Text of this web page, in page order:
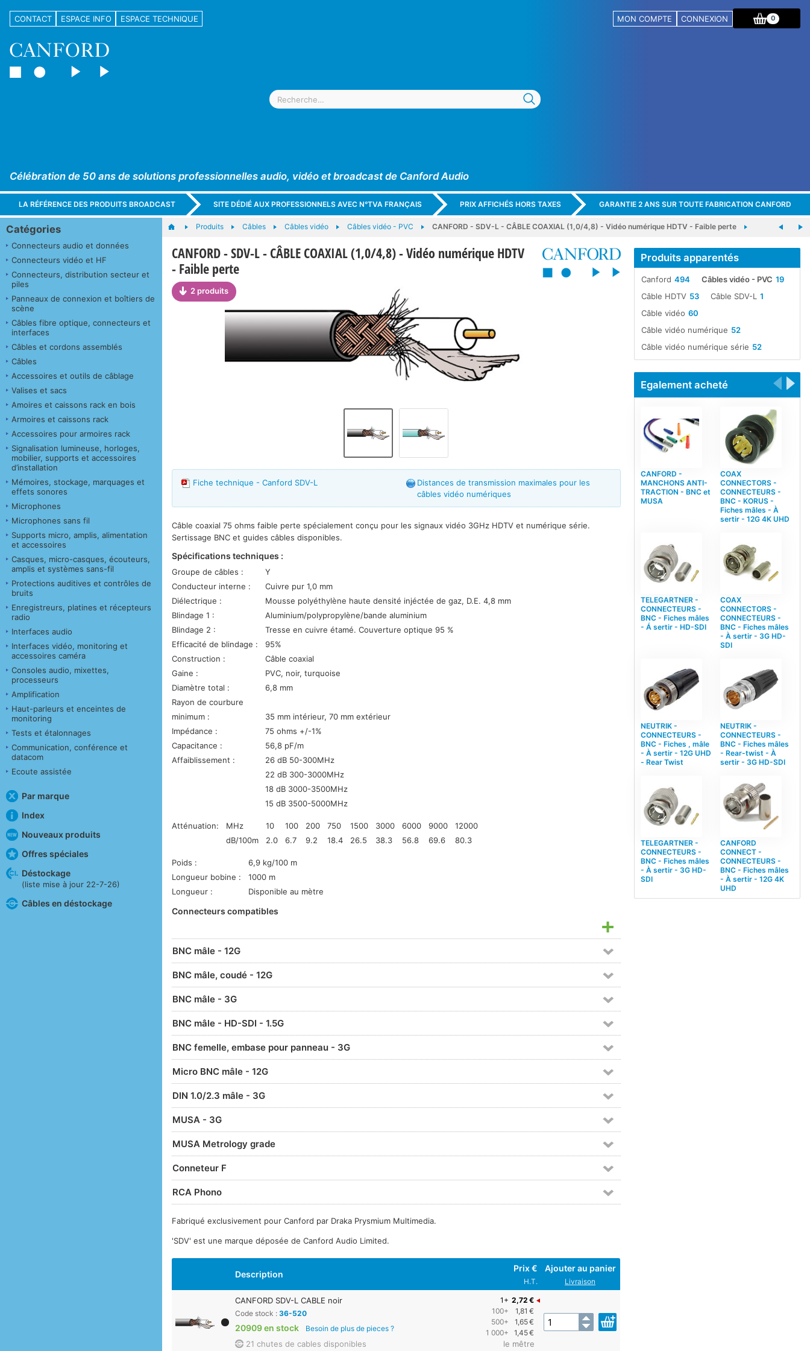
CONTACT ESPACE INFO ESPACE TECHNIQUE MON COMPTE CONNEXION 0
Célébration de 50 ans de solutions professionnelles audio, vidéo et broadcast de Canford Audio
LA RÉFÉRENCE DES PRODUITS BROADCAST SITE DÉDIÉ AUX PROFESSIONNELS AVEC N°TVA FRANÇAIS PRIX AFFICHÉS HORS TAXES GARANTIE 2 ANS SUR TOUTE FABRICATION CANFORD
Catégories
Connecteurs audio et données
Connecteurs vidéo et HF
Connecteurs, distribution secteur et
piles
Panneaux de connexion et boîtiers de
scène
Câbles fibre optique, connecteurs et
interfaces
Câbles et cordons assemblés
Câbles
Accessoires et outils de câblage
Valises et sacs
Amoires et caissons rack en bois
Armoires et caissons rack
Accessoires pour armoires rack
Signalisation lumineuse, horloges,
mobilier, supports et accessoires
d’installation
Mémoires, stockage, marquages et
effets sonores
Microphones
Microphones sans fil
Supports micro, amplis, alimentation
et accessoires
Casques, micro-casques, écouteurs,
amplis et systèmes sans-fil
Protections auditives et contrôles de
bruits
Enregistreurs, platines et récepteurs
radio
Interfaces audio
Interfaces vidéo, monitoring et
accessoires caméra
Consoles audio, mixettes,
processeurs
Amplification
Haut-parleurs et enceintes de
monitoring
Tests et étalonnages
Communication, conférence et
datacom
Ecoute assistée
Par marque
Index
Nouveaux produits
Offres spéciales
Déstockage
(liste mise à jour 22-7-26)
Câbles en déstockage
Produits Câbles Câbles vidéo Câbles vidéo - PVC CANFORD - SDV-L - CÂBLE COAXIAL (1,0/4,8) - Vidéo numérique HDTV - Faible perte
CANFORD - SDV-L - CÂBLE COAXIAL (1,0/4,8) - Vidéo numérique HDTV
- Faible perte
2 produits
Fiche technique - Canford SDV-L
Distances de transmission maximales pour les
câbles vidéo numériques
Câble coaxial 75 ohms faible perte spécialement conçu pour les signaux vidéo 3GHz HDTV et numérique série.
Sertissage BNC et guides câbles disponibles.
Spécifications techniques :
Groupe de câbles :
Y
Conducteur interne :
Cuivre pur 1,0 mm
Diélectrique :
Mousse polyéthylène haute densité injéctée de gaz, D.E. 4,8 mm
Blindage 1 :
Aluminium/polypropylène/bande aluminium
Blindage 2 :
Tresse en cuivre étamé. Couverture optique 95 %
Efficacité de blindage :
95%
Construction :
Câble coaxial
Gaine :
PVC, noir, turquoise
Diamètre total :
6,8 mm
Rayon de courbure
minimum :
35 mm intérieur, 70 mm extérieur
Impédance :
75 ohms +/-1%
Capacitance :
56,8 pF/m
Affaiblissement :
26 dB 50-300MHz
22 dB 300-3000MHz
18 dB 3000-3500MHz
15 dB 3500-5000MHz
Atténuation: MHz 10 100 200 750 1500 3000 6000 9000
12000
dB/100m
2.0 6.7 9.2 18.4 26.5 38.3 56.8 69.6 80.3
Poids :
6,9 kg/100 m
Longueur bobine :
1000 m
Longueur :
Disponible au mètre
Connecteurs compatibles
BNC mâle - 12G
BNC mâle, coudé - 12G
BNC mâle - 3G
BNC mâle - HD-SDI - 1.5G
BNC femelle, embase pour panneau - 3G
Micro BNC mâle - 12G
DIN 1.0/2.3 mâle - 3G
MUSA - 3G
MUSA Metrology grade
Conneteur F
RCA Phono
Fabriqué exclusivement pour Canford par Draka Prysmium Multimedia.
'SDV' est une marque déposée de Canford Audio Limited.
Description
Prix €
H.T.
Ajouter au panier
Livraison
CANFORD SDV-L CABLE noir
Code stock :36-520
20909 en stock Besoin de plus de pieces ?
21 chutes de cables disponibles
1+ 2,72 €
100+
1,81 €
500+
1,65 €
1 000+
1,45 €
le mêtre
Produits apparentés
494
Canford 19
Câbles vidéo - PVC
53
Câble HDTV 1
Câble SDV-L
60
Câble vidéo
52
Câble vidéo numérique
52
Câble vidéo numérique série
Egalement acheté
CANFORD -
MANCHONS ANTI-
TRACTION - BNC et
MUSA
COAX
CONNECTORS -
CONNECTEURS -
BNC - KORUS -
Fiches mâles - À
sertir - 12G 4K UHD
TELEGARTNER -
CONNECTEURS -
BNC - Fiches mâles
- Á sertir - HD-SDI
COAX
CONNECTORS -
CONNECTEURS -
BNC - Fiches mâles
- À sertir - 3G HD-
SDI
NEUTRIK -
CONNECTEURS -
BNC - Fiches , mâle
- À sertir - 12G UHD
- Rear Twist
NEUTRIK -
CONNECTEURS -
BNC - Fiches mâles
- Rear-twist - À
sertir - 3G HD-SDI
TELEGARTNER -
CONNECTEURS -
BNC - Fiches mâles
- À sertir - 3G HD-
SDI
CANFORD
CONNECT -
CONNECTEURS -
BNC - Fiches mâles
- À sertir - 12G 4K
UHD